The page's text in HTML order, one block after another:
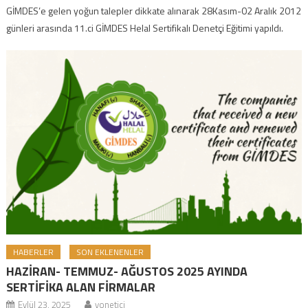
GİMDES’e gelen yoğun talepler dikkate alınarak 28Kasım-02 Aralık 2012
günleri arasında 11.ci GİMDES Helal Sertifikalı Denetçi Eğitimi yapıldı.
HABERLER SON EKLENENLER
HAZİRAN- TEMMUZ- AĞUSTOS 2025 AYINDA
SERTİFİKA ALAN FİRMALAR
Eylül 23, 2025 yonetici